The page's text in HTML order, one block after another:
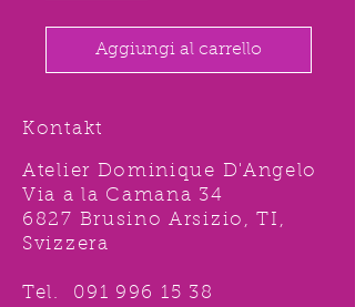
Aggiungi al carrello
Kontakt
Atelier Dominique D'Angelo
Via a la Camana 34
6827 Brusino Arsizio, TI,
Svizzera
Tel. 091 996 15 38